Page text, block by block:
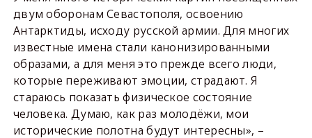
двум оборонам Севастополя, освоению
Антарктиды, исходу русской армии. Для многих
известные имена стали канонизированными
образами, а для меня это прежде всего люди,
которые переживают эмоции, страдают. Я
стараюсь показать физическое состояние
человека. Думаю, как раз молодёжи, мои
исторические полотна будут интересны», –